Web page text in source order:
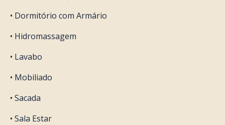
• Dormitório com Armário
• Hidromassagem
• Lavabo
• Mobiliado
• Sacada
• Sala Estar